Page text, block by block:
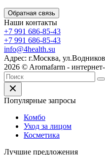
Обратная связь
Наши контакты
+7 991 686-85-43
+7 991 686-85-43
info@4health.su
Адрес: г.Москва,
2026 © Aromafarm -
Популярные запросы
Комбо
Уход за лицом
Косметика
Лучшие предложения